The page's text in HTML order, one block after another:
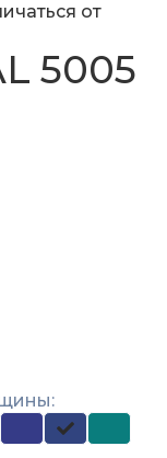
от
5005